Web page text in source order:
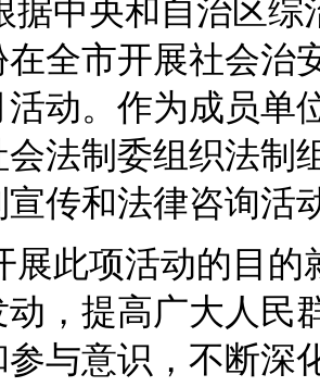
据中央和自治区综
在全市开展社会治
活动。作为成员单
会法制委组织法制
宣传和法律咨询活
展此项活动的目的
动，提高广大人民
参与意识，不断深